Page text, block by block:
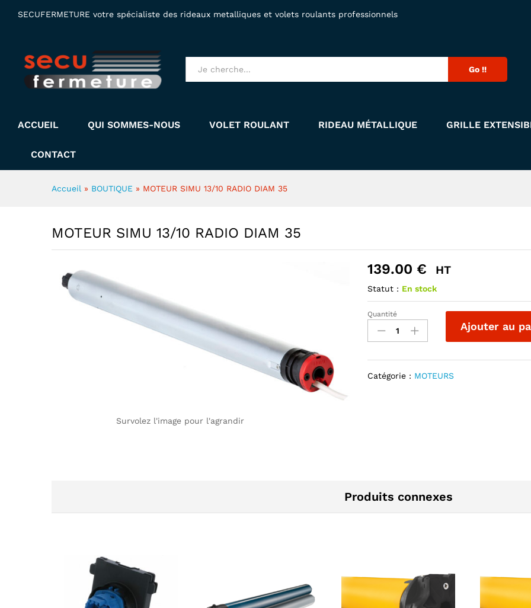
SECUFERMETURE votre spécialiste des rideaux metalliques et volets roulants professionnels
Tous produits Go !!
ACCUEIL QUI SOMMES-NOUS VOLET ROULANT RIDEAU MÉTALLIQUE GRILLE
CONTACT
Accueil » BOUTIQUE » MOTEUR SIMU 13/10 RADIO DIAM 35
MOTEUR SIMU 13/10 RADIO DIAM 35
Survolez l'image pour l'agrandir
139.00 € HT
Statut : En stock
MOTEUR
SIMU
13/10
35
Quantité
Ajouter au
Catégorie : MOTEURS
Produits connexes
MOTEUR SIMU 13/10 RADIO DIAM 35